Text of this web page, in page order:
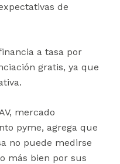
de
a tasa por
gratis, ya que
mercado
pyme, agrega que
no puede medirse
más bien por sus